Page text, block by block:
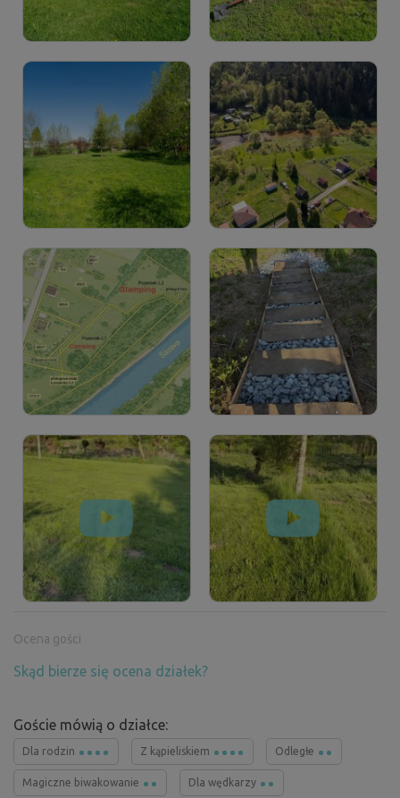
Ocena gości
Skąd bierze się ocena działek?
Goście mówią o działce:
Dla rodzin Z kąpieliskiem Odległe
Magiczne biwakowanie Dla wędkarzy